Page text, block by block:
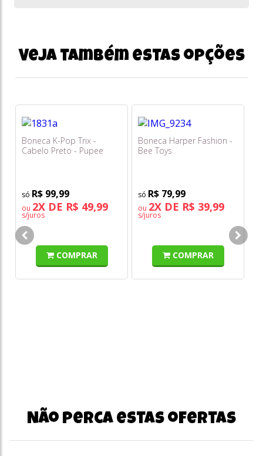
Veja também estas opções
Boneca K-Pop Trix -
Cabelo Preto - Pupee
R$ 99,99
ou 2X DE R$ 49,99
s/juros
COMPRAR
Boneca Harper Fashion -
Bee Toys
R$ 79,99
ou 2X DE R$ 39,99
s/juros
COMPRAR
Não perca estas ofertas